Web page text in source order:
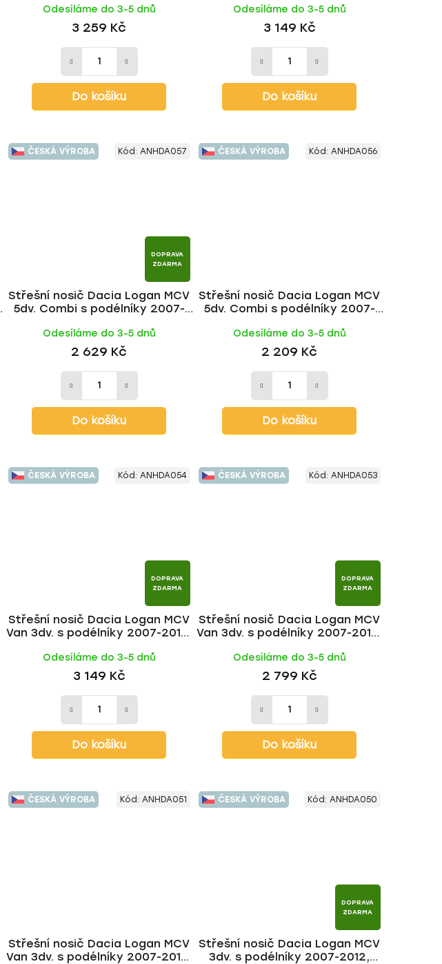
Odesíláme do 3-5 dnů
3 259 Kč
Do košíku
Odesíláme do 3-5 dnů
3 149 Kč
Do košíku
ČESKÁ VÝROBA
DOPRAVA
ZDARMA
Střešní nosič Dacia Logan MCV
5dv. Combi s podélníky 2007-
Odesíláme do 3-5 dnů
2 629 Kč
Do košíku
Kód: ANHDA057 ČESKÁ VÝROBA
Střešní nosič Dacia Logan MCV
5dv. Combi s podélníky 2007-
Odesíláme do 3-5 dnů
2 209 Kč
Do košíku
Kód: ANHDA056
ČESKÁ VÝROBA
DOPRAVA
ZDARMA
Střešní nosič Dacia Logan MCV
Van 3dv. s podélníky 2007-2012,
Odesíláme do 3-5 dnů
3 149 Kč
Do košíku
Kód: ANHDA054 ČESKÁ VÝROBA
DOPRAVA
ZDARMA
Střešní nosič Dacia Logan MCV
Van 3dv. s podélníky 2007-2012,
Odesíláme do 3-5 dnů
2 799 Kč
Do košíku
Kód: ANHDA053
ČESKÁ VÝROBA
Střešní nosič Dacia Logan MCV
Van 3dv. s podélníky 2007-2012,
Kód: ANHDA051 ČESKÁ VÝROBA
DOPRAVA
ZDARMA
Střešní nosič Dacia Logan MCV
3dv. s podélníky 2007-2012,
Kód: ANHDA050